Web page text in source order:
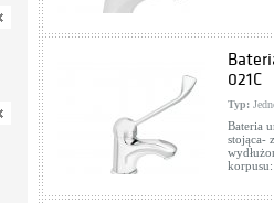
021C
Typ:
Bateria
stojąca-